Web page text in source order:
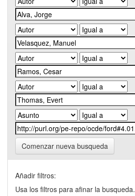
Comenzar nueva busqueda
Añadir filtros:
Usa los filtros para afinar la busqueda.